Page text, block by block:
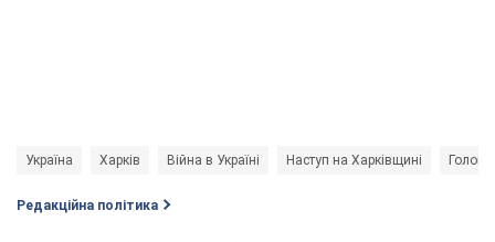
Україна Харків Війна в Україні Наступ на Харківщині
Редакційна політика